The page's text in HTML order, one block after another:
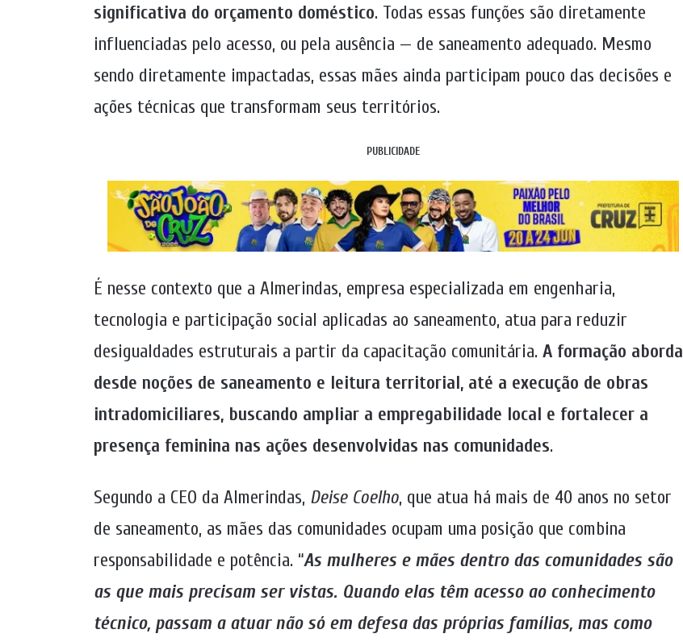
significativa do orçamento doméstico. Todas essas funções são diretamente
influenciadas pelo acesso, ou pela ausência — de saneamento adequado. Mesmo
sendo diretamente impactadas, essas mães ainda participam pouco das decisões e
ações técnicas que transformam seus territórios.
PUBLICIDADE
É nesse contexto que a Almerindas, empresa especializada em engenharia,
tecnologia e participação social aplicadas ao saneamento, atua para reduzir
desigualdades estruturais a partir da capacitação comunitária. A formação aborda
desde noções de saneamento e leitura territorial, até a execução de obras
intradomiciliares, buscando ampliar a empregabilidade local e fortalecer a
presença feminina nas ações desenvolvidas nas comunidades.
Segundo a CEO da Almerindas, Deise Coelho, que atua há mais de 40 anos no setor
de saneamento, as mães das comunidades ocupam uma posição que combina
responsabilidade e potência. “As mulheres e mães dentro das comunidades são
as que mais precisam ser vistas. Quando elas têm acesso ao conhecimento
técnico, passam a atuar não só em defesa das próprias famílias, mas como